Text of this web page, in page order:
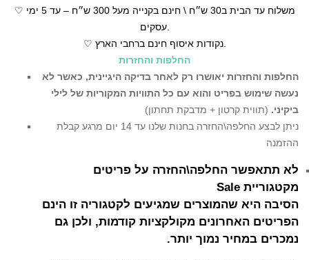
♡ משלוח עד הבית ב30 ש״ח \ חינם בקנייה מעל 300 ש״ח – עד 5 ימי
עסקים.
♡ נקודות איסוף חינם ברחבי הארץ.
החלפות והחזרות
החלפות והחזרות יאושרו רק לאחר בדיקה היגיינית, כאשר לא
נעשה שימוש בפריט והוא עם כל התוויות המקוריות של לילי
ביקיני. (תווית קרטון + מדבקת תחתון)
ניתן לבצע החלפה\החזרה בחנות שלנו עד 14 יום מרגע קבלת
ההזמנה
לא תתאפשר החלפה\החזרה על פריטים
מקטגוריית Sale
הסיבה היא שהמוצרים שמגיעים לקטגוריה זו הינם
הפריטים האחרונים מקולקציות קודמות, ולכן גם
נמכרים במחיר נמוך יותר.